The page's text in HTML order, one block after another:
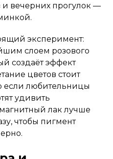
вечерних прогулок —
эксперимент:
слоем розового
создаёт эффект
цветов стоит
если любительницы
удивить
лак лучше
чтобы пигмент